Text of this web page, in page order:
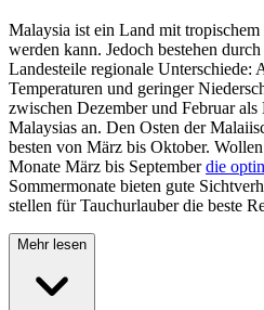
Malaysia ist ein Land mit
werden kann. Jedoch bestehen
Landesteile regionale Unterschiede:
Temperaturen und geringer
zwischen Dezember und Februar
Malaysias an. Den Osten der
besten von März bis Oktober.
Monate März bis September die
Sommermonate bieten gute
stellen für Tauchurlauber die beste
Mehr lesen